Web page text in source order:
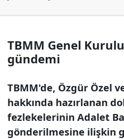
TBMM Genel
gündemi
TBMM'de, Özgür Özel
hakkında hazırlanan
fezlekelerinin Adalet
gönderilmesine ilişkin